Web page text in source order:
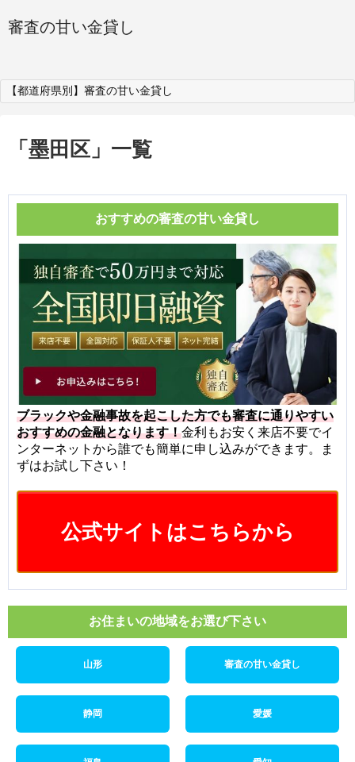
審査の甘い金貸し
【都道府県別】審査の甘い金貸し
「 墨田区 」 一覧
おすすめの審査の甘い金貸し
ブラックや金融事故を起こした方でも審査に通りやすい
おすすめの金融となります！金利もお安く来店不要でイ
ンターネットから誰でも簡単に申し込みができます。ま
ずはお試し下さい！
公式サイトはこちらから
お住まいの地域をお選び下さい
山形 審査の甘い金貸し
静岡 愛媛